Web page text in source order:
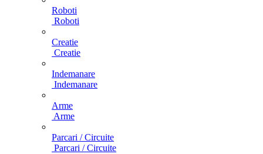
Roboti
Roboti
Creatie
Creatie
Indemanare
Indemanare
Arme
Arme
Parcari / Circuite
Parcari / Circuite